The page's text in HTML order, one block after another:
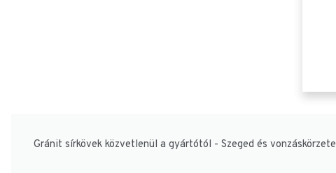
Gránit sírkövek közvetlenül a gyártótól - Szeged és vonzáskörzete